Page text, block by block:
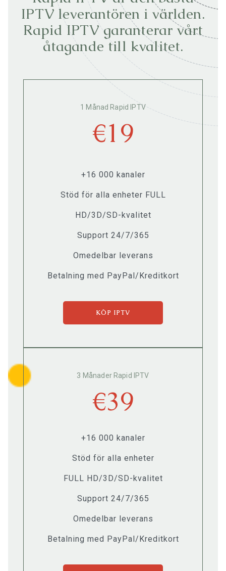
IPTV leverantören i världen.
Rapid IPTV garanterar vårt
åtagande till kvalitet.
1 Månad Rapid IPTV
€19
+16 000 kanaler
Stöd för alla enheter FULL
HD/3D/SD-kvalitet
Support 24/7/365
Omedelbar leverans
Betalning med PayPal/Kreditkort
KÖP IPTV
3 Månader Rapid IPTV
€39
+16 000 kanaler
Stöd för alla enheter
FULL HD/3D/SD-kvalitet
Support 24/7/365
Omedelbar leverans
Betalning med PayPal/Kreditkort